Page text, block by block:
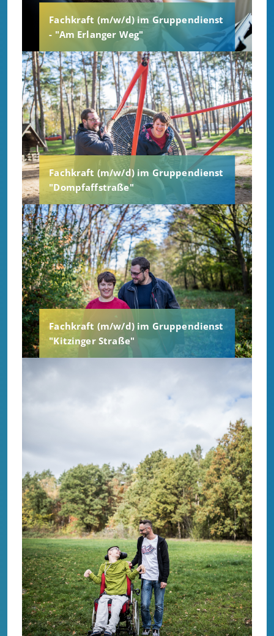
Fachkraft (m/w/d) im Gruppendienst
- "Am Erlanger Weg"
Fachkraft (m/w/d) im Gruppendienst
"Dompfaffstraße"
Fachkraft (m/w/d) im Gruppendienst
"Kitzinger Straße"